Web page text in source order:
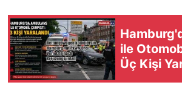
ile
Üç Kişi